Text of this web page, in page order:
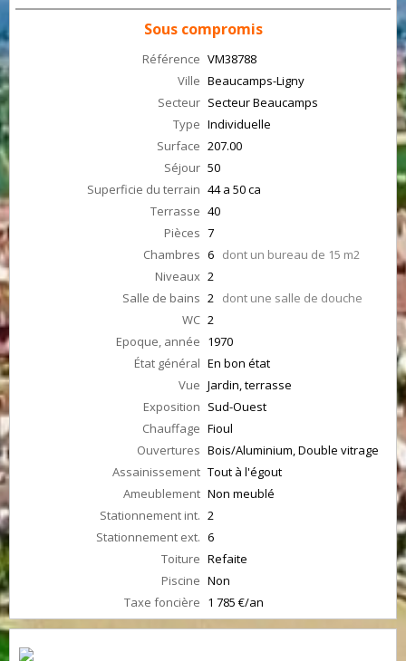
Sous compromis
Référence VM38788
Ville Beaucamps-Ligny
Secteur Secteur Beaucamps
Type Individuelle
Surface 207.00
Séjour 50
Superficie du terrain 44 a 50 ca
Terrasse 40
Pièces 7
Chambres 6 dont un bureau de 15 m2
Niveaux 2
Salle de bains 2 dont une salle de douche
WC 2
Epoque, année 1970
État général En bon état
Vue Jardin, terrasse
Exposition Sud-Ouest
Chauffage Fioul
Ouvertures Bois/Aluminium, Double vitrage
Assainissement Tout à l'égout
Ameublement Non meublé
Stationnement int. 2
Stationnement ext. 6
Toiture Refaite
Piscine Non
Taxe foncière 1 785 €/an